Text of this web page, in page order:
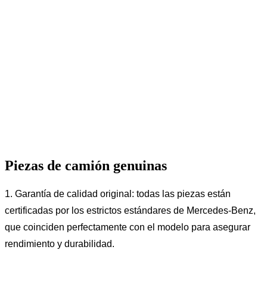
Piezas de camión genuinas
1. Garantía de calidad original: todas las piezas están
certificadas por los estrictos estándares de Mercedes-Benz,
que coinciden perfectamente con el modelo para asegurar
rendimiento y durabilidad.